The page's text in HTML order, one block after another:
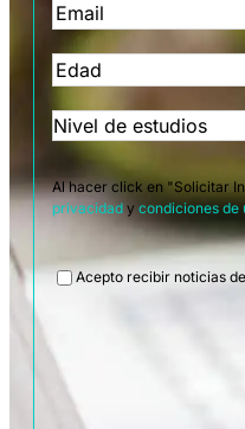
Al hacer click en "Solicitar
privacidadycondiciones de
Legal
Acepto recibir noticias